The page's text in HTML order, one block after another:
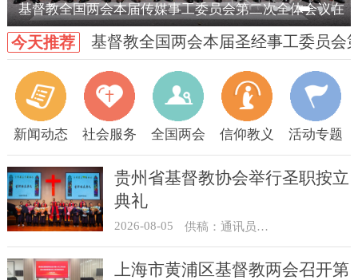
基督教全国两会本届传媒事工委员会第二次全体会议在
武汉召开
今天推荐 基督教全国两会本届圣经事工委员会
新闻动态 社会服务 全国两会 信仰教义 活动专题
贵州省基督教协会举行圣职按立
典礼
2026-08-05 供稿：通讯员 杨菁
上海市黄浦区基督教两会召开第